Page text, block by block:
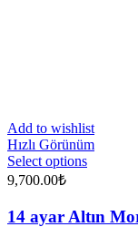
Add to wishlist
Hızlı Görünüm
Select options
9,700.00₺
14 ayar Altın